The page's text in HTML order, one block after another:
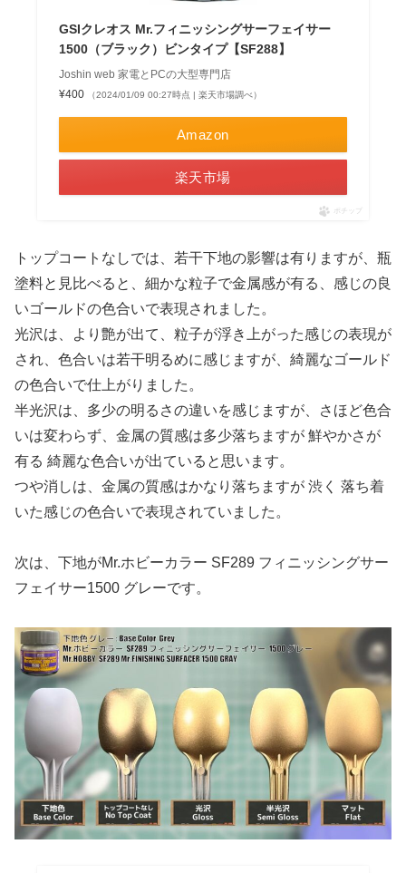
GSIクレオス Mr.フィニッシングサーフェイサー
1500（ブラック）ビンタイプ【SF288】
Joshin web 家電とPCの大型専門店
¥400
（2024/01/09 00:27時点 | 楽天市場調べ）
Amazon
楽天市場
ポチップ
トップコートなしでは、若干下地の影響は有りますが、瓶
塗料と見比べると、細かな粒子で金属感が有る、感じの良
いゴールドの色合いで表現されました。
光沢は、より艶が出て、粒子が浮き上がった感じの表現が
され、色合いは若干明るめに感じますが、綺麗なゴールド
の色合いで仕上がりました。
半光沢は、多少の明るさの違いを感じますが、さほど色合
いは変わらず、金属の質感は多少落ちますが 鮮やかさが
有る 綺麗な色合いが出ていると思います。
つや消しは、金属の質感はかなり落ちますが 渋く 落ち着
いた感じの色合いで表現されていました。
次は、下地がMr.ホビーカラー SF289 フィニッシングサー
フェイサー1500 グレーです。